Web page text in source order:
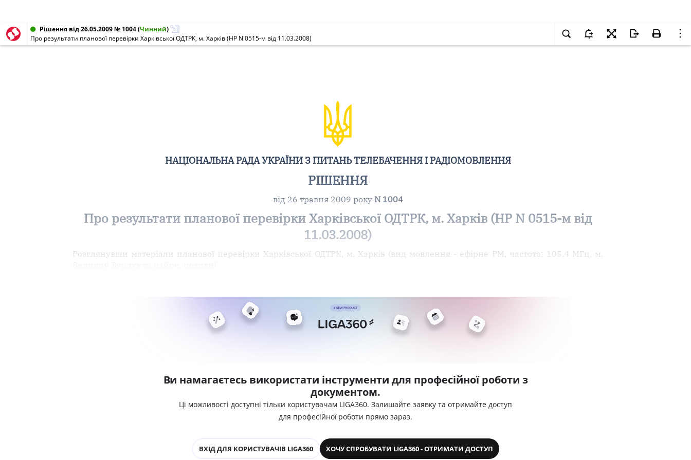
Рішення від 26.05.2009 № 1004(Чинний)
Про результати планової перевірки Харківської ОДТРК, м. Харків (НР N 0515-м від 11.03.2008)
НАЦІОНАЛЬНА РАДА УКРАЇНИ З ПИТАНЬ ТЕЛЕБАЧЕННЯ І РАДІОМОВЛЕННЯ
РІШЕННЯ
від 26 травня 2009 року N 1004
Про результати планової перевірки Харківської ОДТРК, м. Харків (НР N 0515-м від
11.03.2008)
Розглянувши матеріали планової перевірки Харківської ОДТРК, м. Харків (вид мовлення - ефірне РМ, частота: 105,4 МГц, м.
Ви намагаєтесь використати інструменти для професійної роботи з
документом.
Ці можливості доступні тільки користувачам LIGA360. Залишайте заявку та отримайте доступ
для професійної роботи прямо зараз.
ВХІД ДЛЯ КОРИСТУВАЧІВ LIGA360 ХОЧУ СПРОБУВАТИ LIGA360 - ОТРИМАТИ ДОСТУП